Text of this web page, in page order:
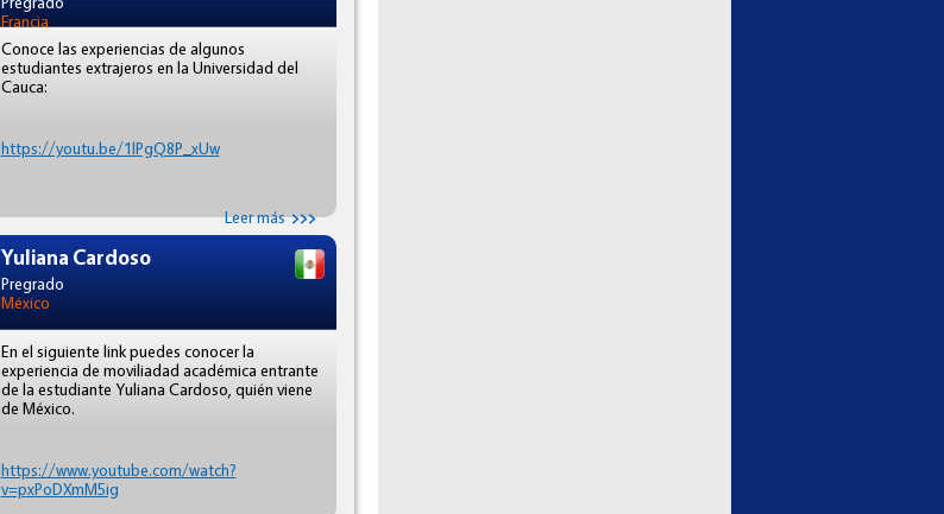
Francia
Conoce las experiencias de algunos
estudiantes extrajeros en la Universidad del
Cauca:
https://youtu.be/1lPgQ8P_xUw
Leer más
Yuliana Cardoso
Pregrado
México
En el siguiente link puedes conocer la
experiencia de moviliadad académica entrante
de la estudiante Yuliana Cardoso, quién viene
de México.
https://www.youtube.com/watch?
v=pxPoDXmM5ig